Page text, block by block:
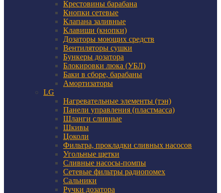
Крестовины барабана
Кнопки сетевые
Клапана заливные
Клавиши (кнопки)
Дозаторы моющих средств
Вентиляторы сушки
Бункеры дозатора
Блокировки люка (УБЛ)
Баки в сборе, барабаны
Амортизаторы
LG
Нагревательные элементы (тэн)
Панели управления (пластмасса)
Шланги сливные
Шкивы
Цоколи
Фильтра, прокладки сливных насосов
Угольные щетки
Сливные насосы-помпы
Сетевые фильтры радиопомех
Сальники
Ручки дозатора